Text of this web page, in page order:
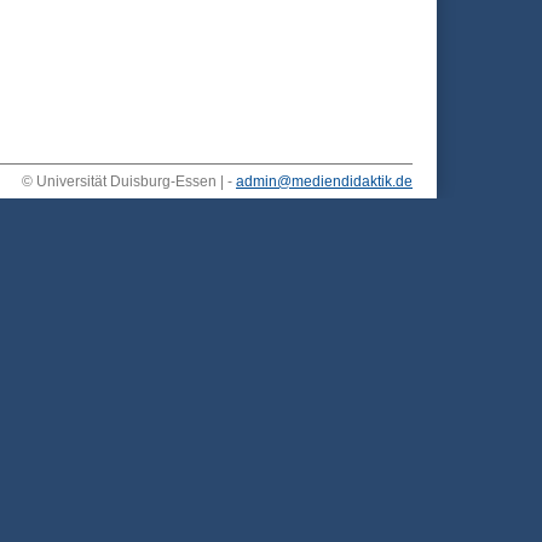
© Universität Duisburg-Essen | - admin@mediendidaktik.de